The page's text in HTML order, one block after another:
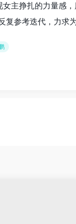
主挣扎的力量感
复参考迭代，力求